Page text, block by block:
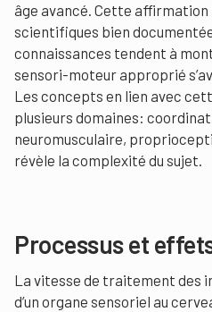
âge avancé. Cette affirmation
scientifiques bien
connaissances tendent à
sensori-moteur approprié
Les concepts en lien avec
plusieurs domaines:
neuromusculaire,
révèle la complexité du sujet.
Processus et
La vitesse de traitement des
d’un organe sensoriel au